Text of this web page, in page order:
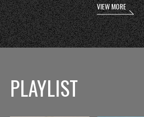
VIEW MORE
PLAYLIST